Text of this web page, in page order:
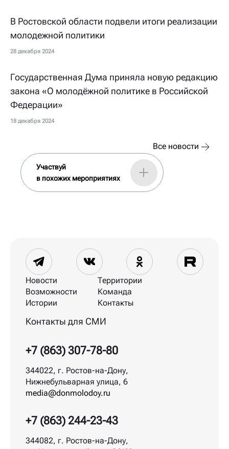
В Ростовской области подвели итоги реализации
молодежной политики
28 декабря 2024
Государственная Дума приняла новую редакцию
закона «О молодёжной политике в Российской
Федерации»
18 декабря 2024
Все новости
Участвуй
в похожих мероприятиях
+7 (863) 244-23-43
344082, г. Ростов-на-Дону,
Контакты для СМИ
+7 (863) 307-78-80
344022, г. Ростов-на-Дону,
Нижнебульварная улица, 6
media@donmolodoy.ru
Новости
Возможности
Истории
Территории
Команда
Контакты